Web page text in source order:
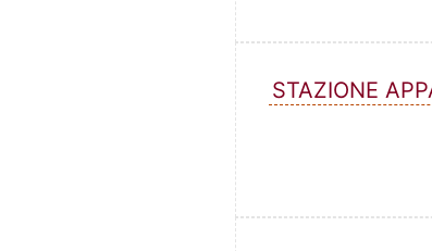
STAZIONE